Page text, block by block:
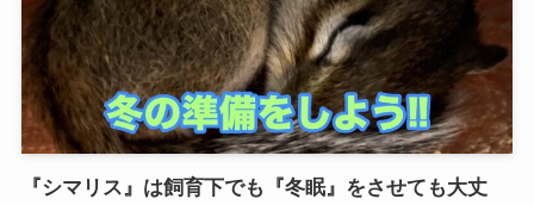
『シマリス』は飼育下でも『冬眠』をさせても大丈